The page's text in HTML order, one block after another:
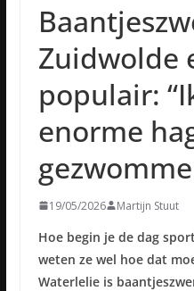
Zuidwolde
populair:
enorme
19/05/2026 Martijn Stuut
Hoe begin je de dag
weten ze wel hoe dat
Waterlelie is